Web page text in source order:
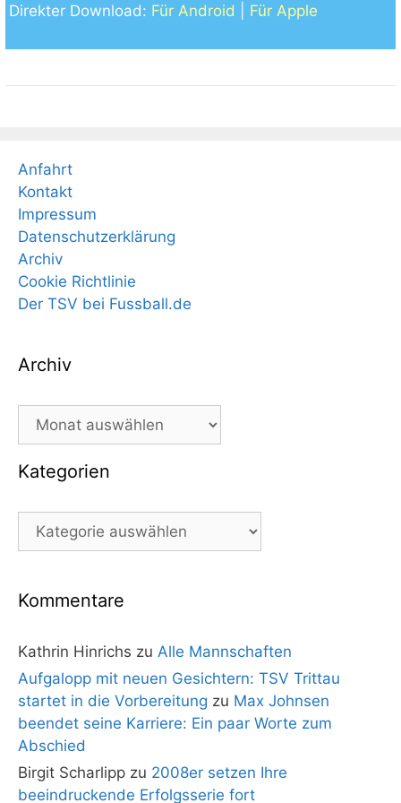
Direkter Download: Für Android Für Apple
Anfahrt
Kontakt
Impressum
Datenschutzerklärung
Archiv
Cookie Richtlinie
Der TSV bei Fussball.de
Archiv
Archiv
Kategorien
Kategorien
Kommentare
Kathrin Hinrichs zu Alle Mannschaften
Aufgalopp mit neuen Gesichtern: TSV Trittau
startet in die Vorbereitung zu Max Johnsen
beendet seine Karriere: Ein paar Worte zum
Abschied
Birgit Scharlipp zu 2008er setzen Ihre
beeindruckende Erfolgsserie fort